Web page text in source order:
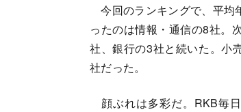
今回のランキングで、平均
ったのは情報・通信の8社。
社、銀行の3社と続いた。小
社だった。
顔ぶれは多彩だ。RKB毎